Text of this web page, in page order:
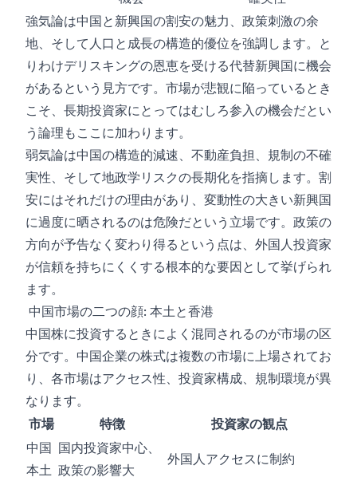
強気論は中国と新興国の割安の魅力、政策刺激の余
地、そして人口と成長の構造的優位を強調します。と
りわけデリスキングの恩恵を受ける代替新興国に機会
があるという見方です。市場が悲観に陥っているとき
こそ、長期投資家にとってはむしろ参入の機会だとい
う論理もここに加わります。
弱気論は中国の構造的減速、不動産負担、規制の不確
実性、そして地政学リスクの長期化を指摘します。割
安にはそれだけの理由があり、変動性の大きい新興国
に過度に晒されるのは危険だという立場です。政策の
方向が予告なく変わり得るという点は、外国人投資家
が信頼を持ちにくくする根本的な要因として挙げられ
ます。
中国市場の二つの顔: 本土と香港
中国株に投資するときによく混同されるのが市場の区
分です。中国企業の株式は複数の市場に上場されてお
り、各市場はアクセス性、投資家構成、規制環境が異
なります。
市場
特徴
投資家の観点
中国
本土
国内投資家中心、
政策の影響大
外国人アクセスに制約